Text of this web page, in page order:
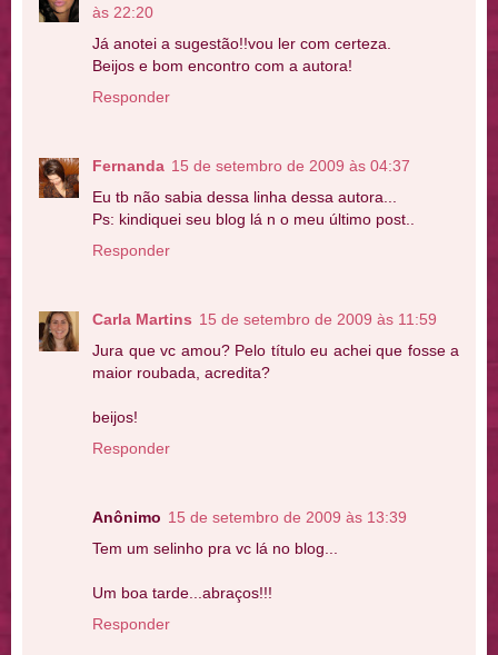
às 22:20
Já anotei a sugestão!!vou ler com certeza.
Beijos e bom encontro com a autora!
Responder
Fernanda 15 de setembro de 2009 às 04:37
Eu tb não sabia dessa linha dessa autora...
Ps: kindiquei seu blog lá n o meu último post..
Responder
Carla Martins 15 de setembro de 2009 às 11:59
Jura que vc amou? Pelo título eu achei que fosse a
maior roubada, acredita?
beijos!
Responder
Anônimo 15 de setembro de 2009 às 13:39
Tem um selinho pra vc lá no blog...
Um boa tarde...abraços!!!
Responder